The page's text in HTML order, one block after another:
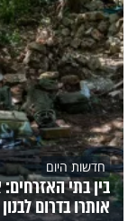
חדשות היום
בין בתי
אותרו בדרום לבנון